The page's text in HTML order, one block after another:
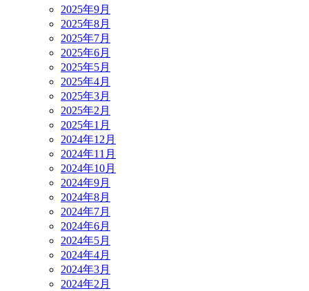
2025年9月
2025年8月
2025年7月
2025年6月
2025年5月
2025年4月
2025年3月
2025年2月
2025年1月
2024年12月
2024年11月
2024年10月
2024年9月
2024年8月
2024年7月
2024年6月
2024年5月
2024年4月
2024年3月
2024年2月